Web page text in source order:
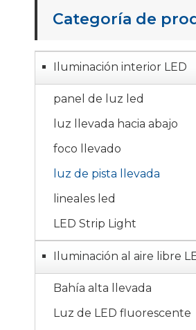
Categoría de
Iluminación interior LED
panel de luz led
luz llevada hacia abajo
foco llevado
luz de pista llevada
lineales led
LED Strip Light
Iluminación al aire libre
Bahía alta llevada
Luz de LED fluorescente